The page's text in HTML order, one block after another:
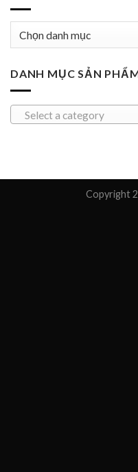
DANH MỤC SẢN
Select a category
Copyright